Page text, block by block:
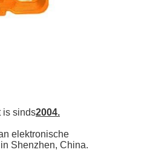
is sinds2004.
elektronische
Shenzhen, China.